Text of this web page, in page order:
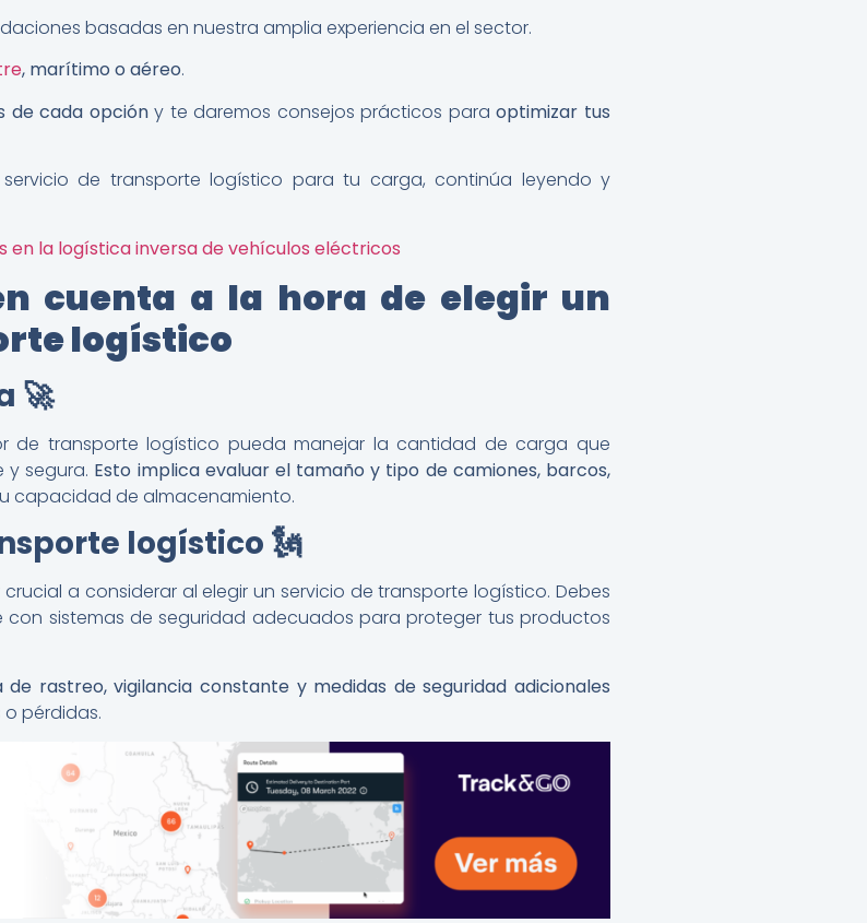
basadas en nuestra amplia experiencia en el sector.
, marítimo o aéreo.
de cada opcióny te daremos consejos prácticos paraoptimizar tus
de transporte logístico para tu carga, continúa leyendo y
en la logística inversa de vehículos eléctricos
cuenta a la hora de elegir un
logístico
🚀
de transporte logístico pueda manejar la cantidad de carga que
segura. Esto implica evaluar el tamaño y tipo de camiones, barcos,
capacidad de almacenamiento.
logístico 🗽
a considerar al elegir un servicio de transporte logístico. Debes
sistemas de seguridad adecuados para proteger tus productos
de rastreo, vigilancia constante y medidas de seguridad adicionales
pérdidas.